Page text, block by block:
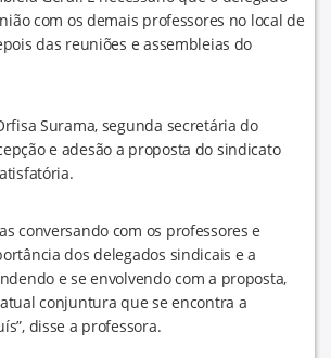
com os demais professores no local de
das reuniões e assembleias do
Surama, segunda secretária do
e adesão a proposta do sindicato
conversando com os professores e
dos delegados sindicais e a
e se envolvendo com a proposta,
conjuntura que se encontra a
disse a professora.